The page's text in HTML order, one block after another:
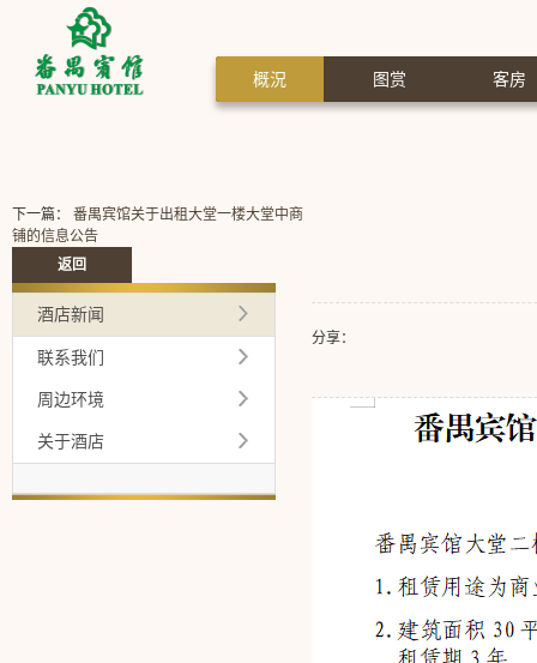
概況 图赏 客房
分享：
下一篇： 番禺宾馆关于出租大堂一楼大堂中商
铺的信息公告
返回
酒店新闻
联系我们
周边环境
关于酒店